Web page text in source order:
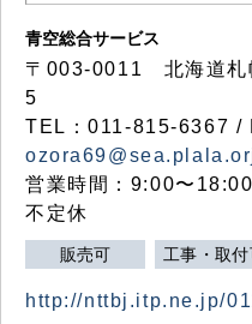
青空総合サービス
〒003-0011 北海道札
5
TEL：011-815-6367 /
営業時間：9:00〜
不定休
販売可 工事・取
http://nttbj.itp.ne.jp/